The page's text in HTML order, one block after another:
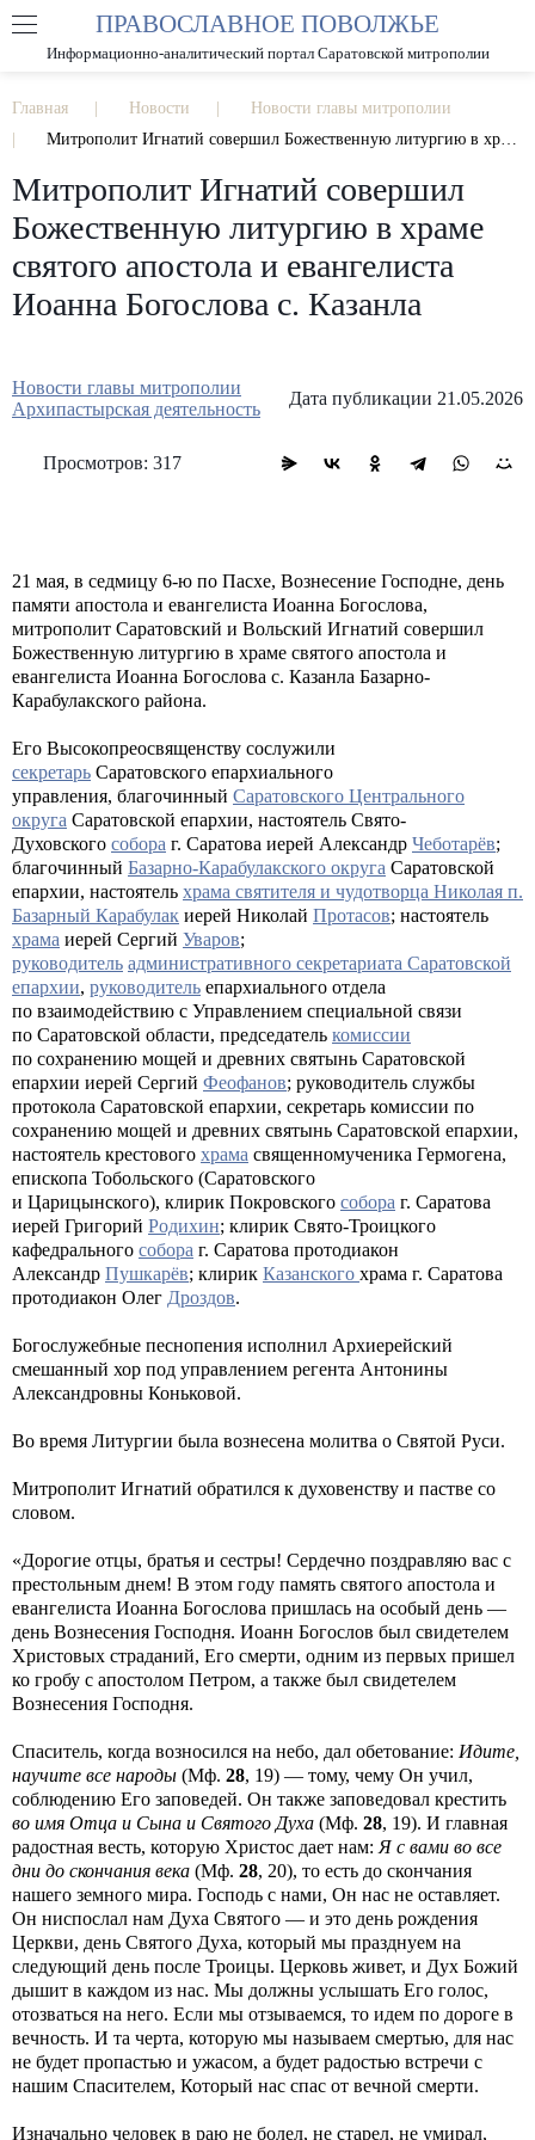
РАЗМЕР ШРИФТА А А
ПРАВОСЛАВНОЕ ПОВОЛЖЬЕ
Информационно-аналитический портал Саратовской митрополии
Главная Новости
Новости главы митрополии
Митрополит Игнатий совершил Божественную литургию в храме святого апостола и евангелиста Иоанна Богослова с. Казанла
Митрополит Игнатий совершил
Божественную литургию в храме
святого апостола и евангелиста
Иоанна Богослова с. Казанла
Новости главы митрополии
Архипастырская деятельность
Дата публикации 21.05.2026
Просмотров: 317
21 мая, в седмицу 6-ю по Пасхе, Вознесение Господне, день
памяти апостола и евангелиста Иоанна Богослова,
митрополит Саратовский и Вольский Игнатий совершил
Божественную литургию в храме святого апостола и
евангелиста Иоанна Богослова с. Казанла Базарно-
Карабулакского района.
Его Высокопреосвященству сослужили
секретарь Саратовского епархиального
управления, благочинный Саратовского Центрального
округа Саратовской епархии, настоятель Свято-
Духовского собора г. Саратова иерей Александр Чеботарёв;
благочинный Базарно-Карабулакского округа Саратовской
епархии, настоятель храма святителя и чудотворца Николая п.
Базарный Карабулак иерей Николай Протасов; настоятель
храма иерей Сергий Уваров;
руководитель административного секретариата Саратовской
епархии, руководитель епархиального отдела
по взаимодействию с Управлением специальной связи
по Саратовской области, председатель комиссии
по сохранению мощей и древних святынь Саратовской
епархии иерей Сергий Феофанов; руководитель службы
протокола Саратовской епархии, секретарь комиссии по
сохранению мощей и древних святынь Саратовской епархии,
настоятель крестового храма священномученика Гермогена,
епископа Тобольского (Саратовского
и Царицынского), клирик Покровского собора г. Саратова
иерей Григорий Родихин; клирик Свято-Троицкого
кафедрального собора г. Саратова протодиакон
Александр Пушкарёв; клирик Казанского храма г. Саратова
протодиакон Олег Дроздов.
Богослужебные песнопения исполнил Архиерейский
смешанный хор под управлением регента Антонины
Александровны Коньковой.
Во время Литургии была вознесена молитва о Святой Руси.
Митрополит Игнатий обратился к духовенству и пастве со
словом.
«Дорогие отцы, братья и сестры! Сердечно поздравляю вас с
престольным днем! В этом году память святого апостола и
евангелиста Иоанна Богослова пришлась на особый день —
день Вознесения Господня. Иоанн Богослов был свидетелем
Христовых страданий, Его смерти, одним из первых пришел
ко гробу с апостолом Петром, а также был свидетелем
Вознесения Господня.
Спаситель, когда возносился на небо, дал обетование: Идите,
научите все народы (Мф. 28, 19) — тому, чему Он учил,
соблюдению Его заповедей. Он также заповедовал крестить
во имя Отца и Сына и Святого Духа (Мф. 28, 19). И главная
радостная весть, которую Христос дает нам: Я с вами во все
дни до скончания века (Мф. 28, 20), то есть до скончания
нашего земного мира. Господь с нами, Он нас не оставляет.
Он ниспослал нам Духа Святого — и это день рождения
Церкви, день Святого Духа, который мы празднуем на
следующий день после Троицы. Церковь живет, и Дух Божий
дышит в каждом из нас. Мы должны услышать Его голос,
отозваться на него. Если мы отзываемся, то идем по дороге в
вечность. И та черта, которую мы называем смертью, для нас
не будет пропастью и ужасом, а будет радостью встречи с
нашим Спасителем, Который нас спас от вечной смерти.
Изначально человек в раю не болел, не старел, не умирал,